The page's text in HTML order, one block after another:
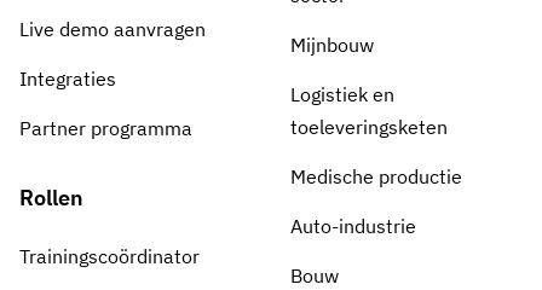
Live demo aanvragen
Integraties
Partner programma
Rollen
Trainingscoördinator
Mijnbouw
Logistiek en
toeleveringsketen
Medische productie
Auto-industrie
Bouw